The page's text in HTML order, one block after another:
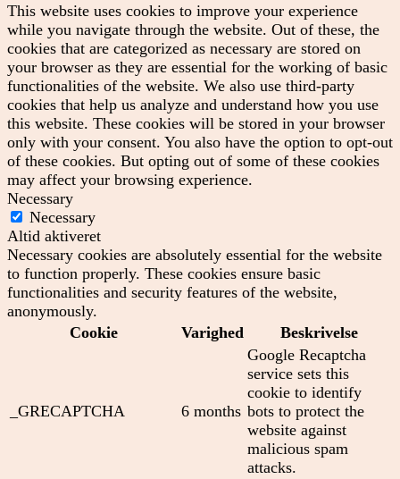
This website uses cookies to improve your experience
while you navigate through the website. Out of these, the
cookies that are categorized as necessary are stored on
your browser as they are essential for the working of basic
functionalities of the website. We also use third-party
cookies that help us analyze and understand how you use
this website. These cookies will be stored in your browser
only with your consent. You also have the option to opt-out
of these cookies. But opting out of some of these cookies
may affect your browsing experience.
Necessary
Necessary
Altid aktiveret
Necessary cookies are absolutely essential for the website
to function properly. These cookies ensure basic
functionalities and security features of the website,
anonymously.
Cookie
Varighed Beskrivelse
_GRECAPTCHA 6 months
Google Recaptcha
service sets this
cookie to identify
bots to protect the
website against
malicious spam
attacks.